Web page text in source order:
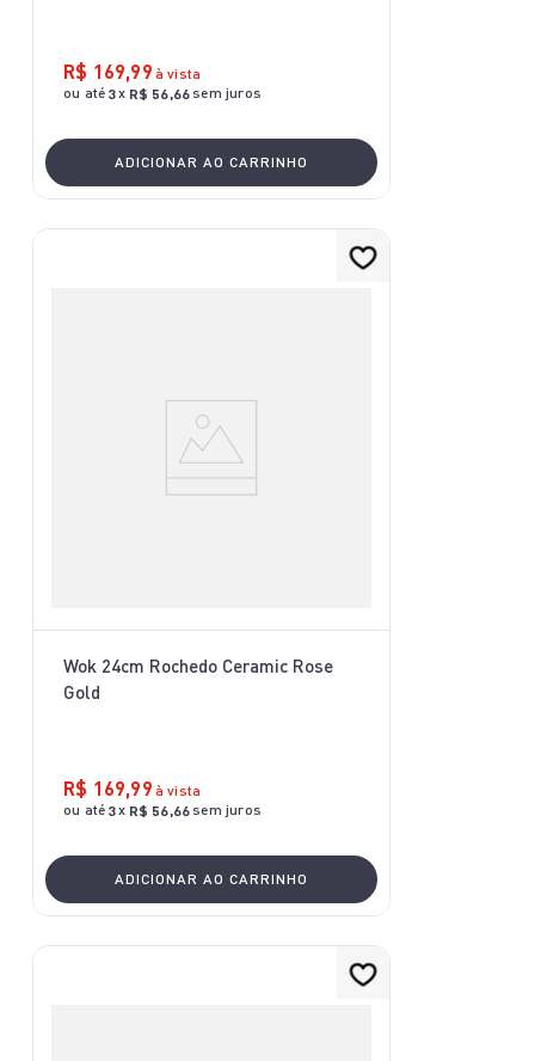
R$ 169,99 à vista
ou até 3x R$ 56,66sem juros
ADICIONAR AO CARRINHO
Wok 24cm Rochedo Ceramic Rose
Gold
R$ 169,99 à vista
ou até 3x R$ 56,66sem juros
ADICIONAR AO CARRINHO